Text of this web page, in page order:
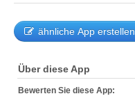
ähnliche App erstellen
Über diese App
Bewerten Sie diese App: